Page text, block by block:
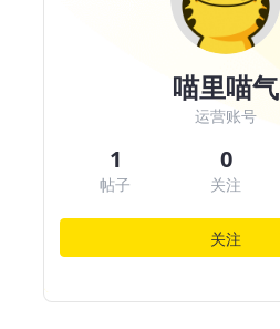
喵里喵气
运营账号
1
帖子
0
关注
关注